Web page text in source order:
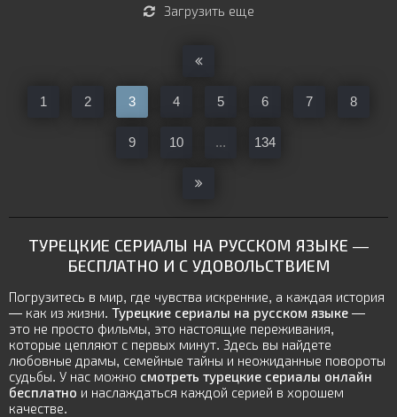
ТУРЕЦКИЕ СЕРИАЛЫ НА РУССКОМ ЯЗЫКЕ —
БЕСПЛАТНО И С УДОВОЛЬСТВИЕМ
Погрузитесь в мир, где чувства искренние, а каждая история
— как из жизни. Турецкие сериалы на русском языке —
это не просто фильмы, это настоящие переживания,
которые цепляют с первых минут. Здесь вы найдете
любовные драмы, семейные тайны и неожиданные повороты
судьбы. У нас можно смотреть турецкие сериалы онлайн
бесплатно и наслаждаться каждой серией в хорошем
качестве.
Загрузить еще
1 2 3 4 5 6 7 8
9 10 ... 134